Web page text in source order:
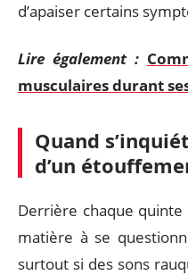
d’apaiser certains
Lire également :
musculaires durant
Quand
d’un
Derrière chaque quinte
matière à se
surtout si des sons